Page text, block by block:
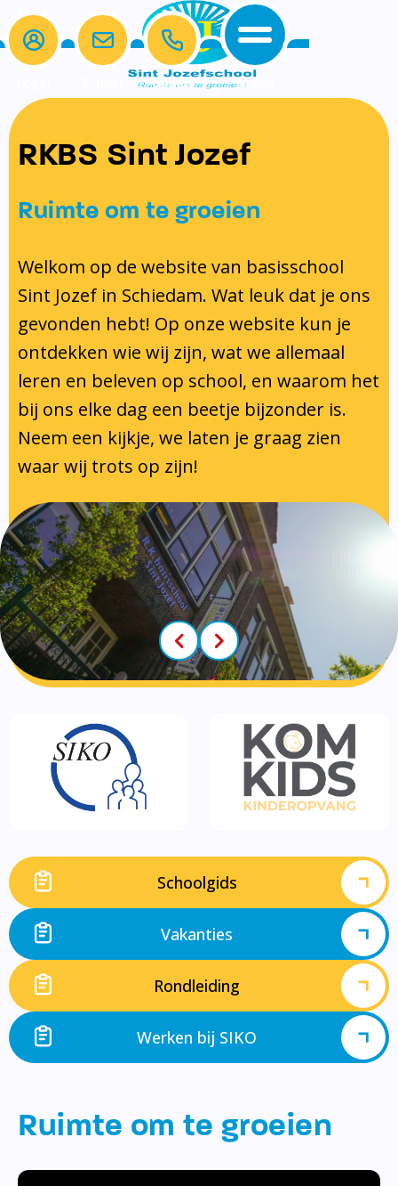
Home
De school
Schoolregels
Formulieren
Schoolgids en kalender
Kalender 2025-2026
Schooltijden
Ons Team
Gymrooster
Vakanties en Lesvrije dagen
Klachtenregeling
Privacy regelement
Partners
Ouders
Ouders
Medezeggenschapsraad
Ouderbijdrage
Samen Leren
Lezen
Taal
Rekenen
Protocollen
Protocol omgang met gescheiden
ouders
Pestprotocol
Gedragsprotocol
Luizenprotocol
Inspectie en leerplicht
Inschrijven en indelen van leerlingen
Tussenschoolse opvang
Voorschoolse- en naschoolse
opvang
Contact
Bellen Menu
RKBS Sint Jozef
Ruimte om te groeien
Welkom op de website van basisschool
Sint Jozef in Schiedam. Wat leuk dat je ons
gevonden hebt! Op onze website kun je
ontdekken wie wij zijn, wat we allemaal
leren en beleven op school, en waarom het
bij ons elke dag een beetje bijzonder is.
Neem een kijkje, we laten je graag zien
waar wij trots op zijn!
Schoolgids
Vakanties
Rondleiding
Werken bij SIKO
Ruimte om te groeien